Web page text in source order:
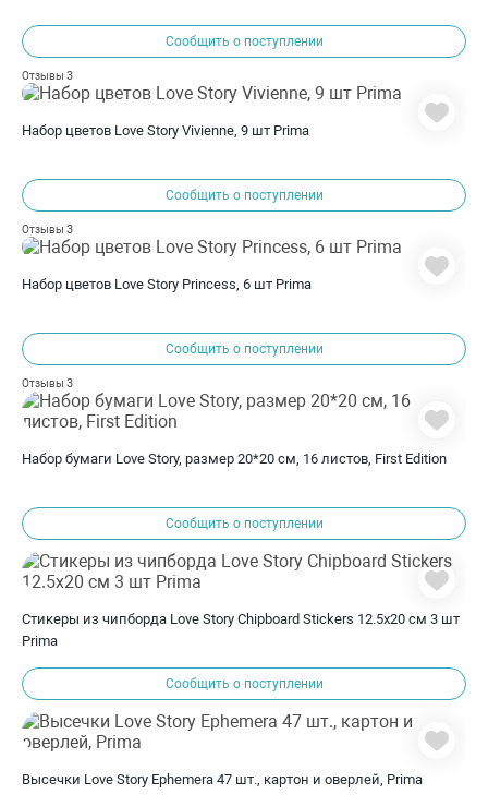
Сообщить о поступлении
Отзывы 3
Набор цветов Love Story Vivienne, 9 шт Prima
Сообщить о поступлении
Отзывы 3
Набор цветов Love Story Princess, 6 шт Prima
Сообщить о поступлении
Отзывы 3
Набор бумаги Love Story, размер 20*20 см, 16 листов, First Edition
Сообщить о поступлении
Стикеры из чипборда Love Story Chipboard Stickers 12.5х20 см 3 шт
Prima
Сообщить о поступлении
Высечки Love Story Ephemera 47 шт., картон и оверлей, Prima